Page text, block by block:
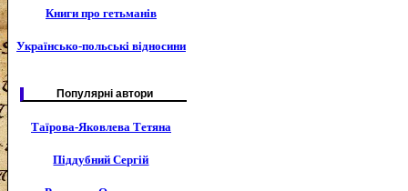
Книги про гетьманів
Українсько-польські відносини
Популярні автори
Таїрова-Яковлева Тетяна
Піддубний Сергій